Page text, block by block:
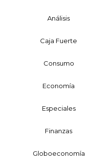
Análisis
Caja Fuerte
Consumo
Economía
Especiales
Finanzas
Globoeconomía